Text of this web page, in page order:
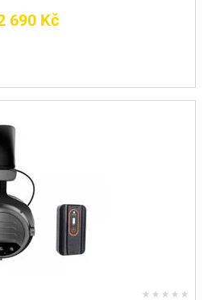
690 Kč